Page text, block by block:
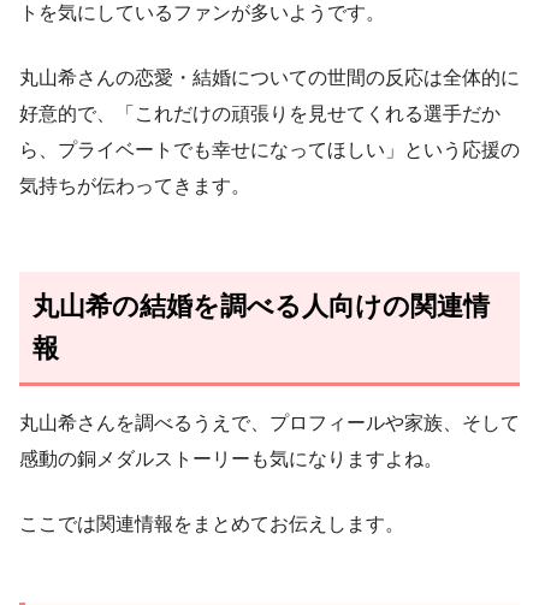
トを気にしているファンが多いようです。
丸山希さんの恋愛・結婚についての世間の反応は全体的に
好意的で、「これだけの頑張りを見せてくれる選手だか
ら、プライベートでも幸せになってほしい」という応援の
気持ちが伝わってきます。
丸山希の結婚を調べる人向けの関連情
報
丸山希さんを調べるうえで、プロフィールや家族、そして
感動の銅メダルストーリーも気になりますよね。
ここでは関連情報をまとめてお伝えします。